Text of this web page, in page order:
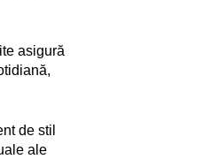
asigură
de stil
ale